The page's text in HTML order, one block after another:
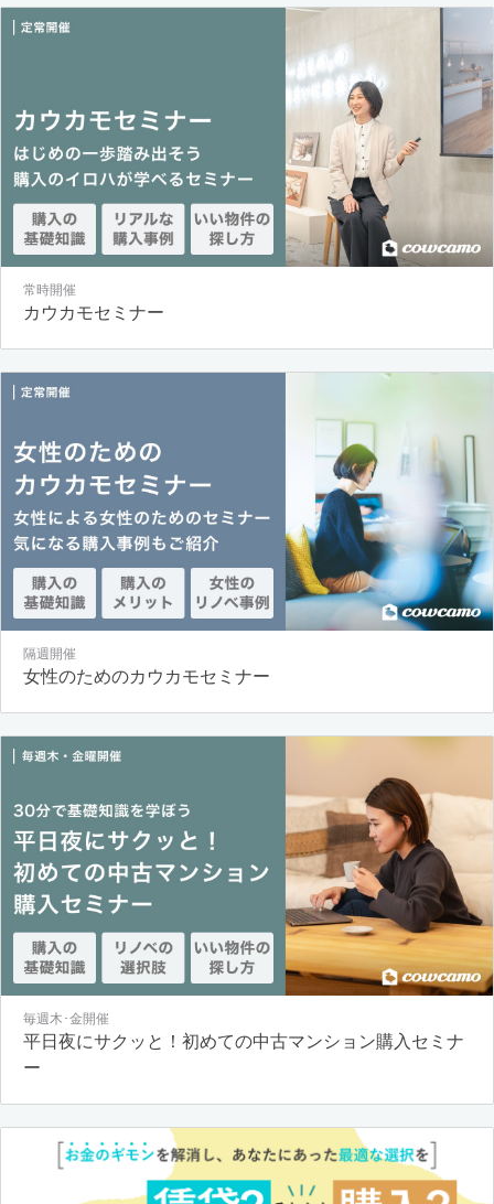
常時開催
カウカモセミナー
隔週開催
女性のためのカウカモセミナー
毎週木･金開催
平日夜にサクッと！初めての中古マンション購入セミナ
ー